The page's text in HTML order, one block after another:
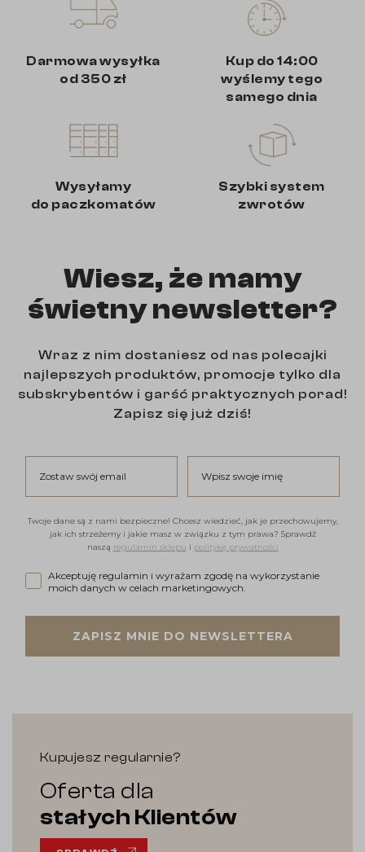
Darmowa wysyłka
od 350 zł
Kup do 14:00
wyślemy tego
samego dnia
Wysyłamy
do paczkomatów
Szybki system
zwrotów
Wiesz, że mamy
świetny newsletter?
Wraz z nim dostaniesz od nas polecajki
najlepszych produktów, promocje tylko dla
subskrybentów i garść praktycznych porad!
Zapisz się już dziś!
Twoje dane są z nami bezpieczne! Chcesz wiedzieć, jak je przechowujemy,
jak ich strzeżemy i jakie masz w związku z tym prawa? Sprawdź
naszą regulamin sklepu i politykę prywatności
Akceptuję regulamin i wyrażam zgodę na wykorzystanie
Akceptuję regulamin i wyrażam zgodę na wykorzystanie
moich danych w celach marketingowych.
ZAPISZ MNIE DO NEWSLETTERA
Kupujesz regularnie?
Oferta dla
stałych Klientów